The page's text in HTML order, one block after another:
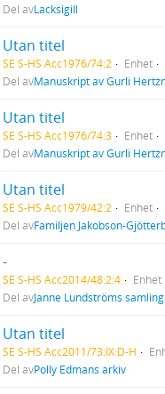
Del avLacksigill
Utan titel
SE S-HS Acc1976/74:2 Enhet
Del avManuskript av Gurli
Utan titel
SE S-HS Acc1976/74:3 Enhet
Del avManuskript av Gurli
Utan titel
SE S-HS Acc1979/42:2 Enhet
Del avFamiljen Jakobson-
-
SE S-HS Acc2014/48:2:4
Enhet
Del avJanne Lundströms samling
Utan titel
SE S-HS Acc2011/73:IX:D-H
Del avPolly Edmans arkiv